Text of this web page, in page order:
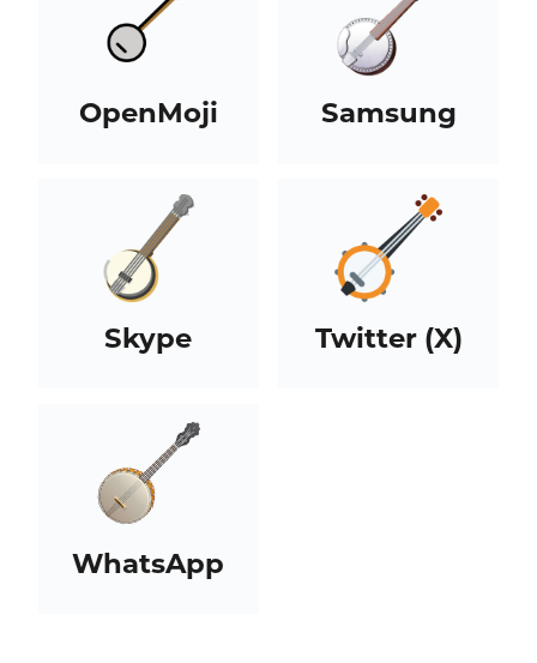
OpenMoji Samsung
Skype Twitter (X)
WhatsApp